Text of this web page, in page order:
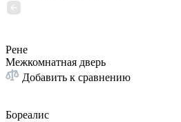
Рене
Межкомнатная дверь
Добавить к сравнению
Бореалис